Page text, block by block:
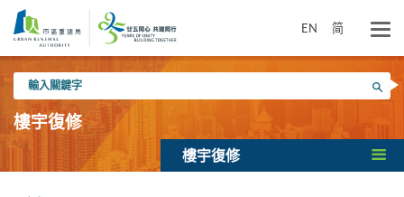
內
EN 简
入
關
鍵
搜尋
樓宇復修
樓宇復修